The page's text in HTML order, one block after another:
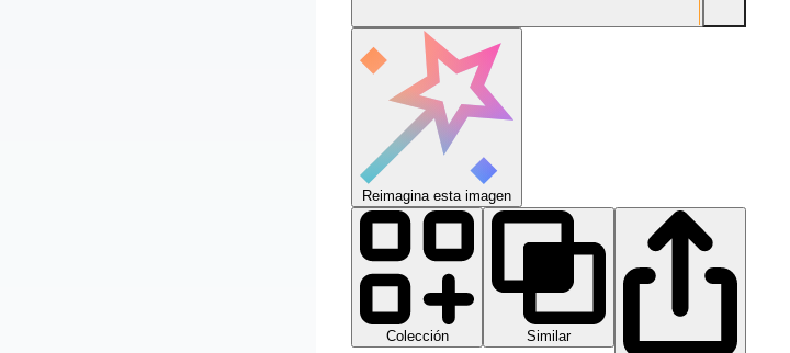
Reimagina esta imagen
Colección
Similar